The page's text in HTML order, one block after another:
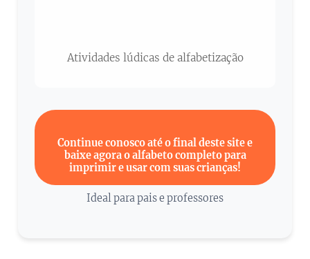
Atividades lúdicas de alfabetização
Continue conosco até o final deste site e
baixe agora o alfabeto completo para
imprimir e usar com suas crianças!
Ideal para pais e professores